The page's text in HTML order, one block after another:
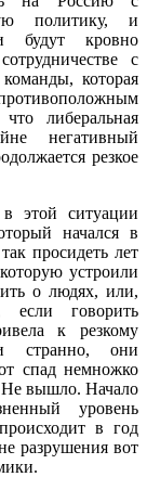
политику, и
будут кровно
с
которая
либеральная
негативный
резкое
этой ситуации
начался в
просидеть лет
устроили
о людях, или,
если говорить
к резкому
странно, они
спад немножко
Не вышло. Начало
уровень
в год
разрушения вот